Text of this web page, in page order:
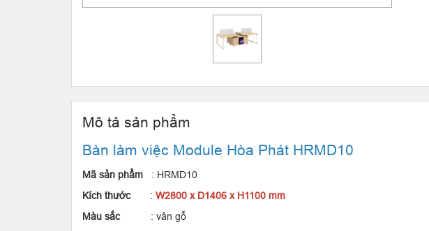
Mô tả sản phẩm
Bàn làm việc Module Hòa Phát HRMD10
Mã sản phẩm : HRMD10
Kích thước : W2800 x D1406 x H1100 mm
Màu sắc
: vân gỗ